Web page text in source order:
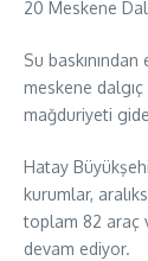
20 Meskene
Su
meskene
mağduriyeti
Hatay
kurumlar,
toplam 82 araç
devam ediyor.